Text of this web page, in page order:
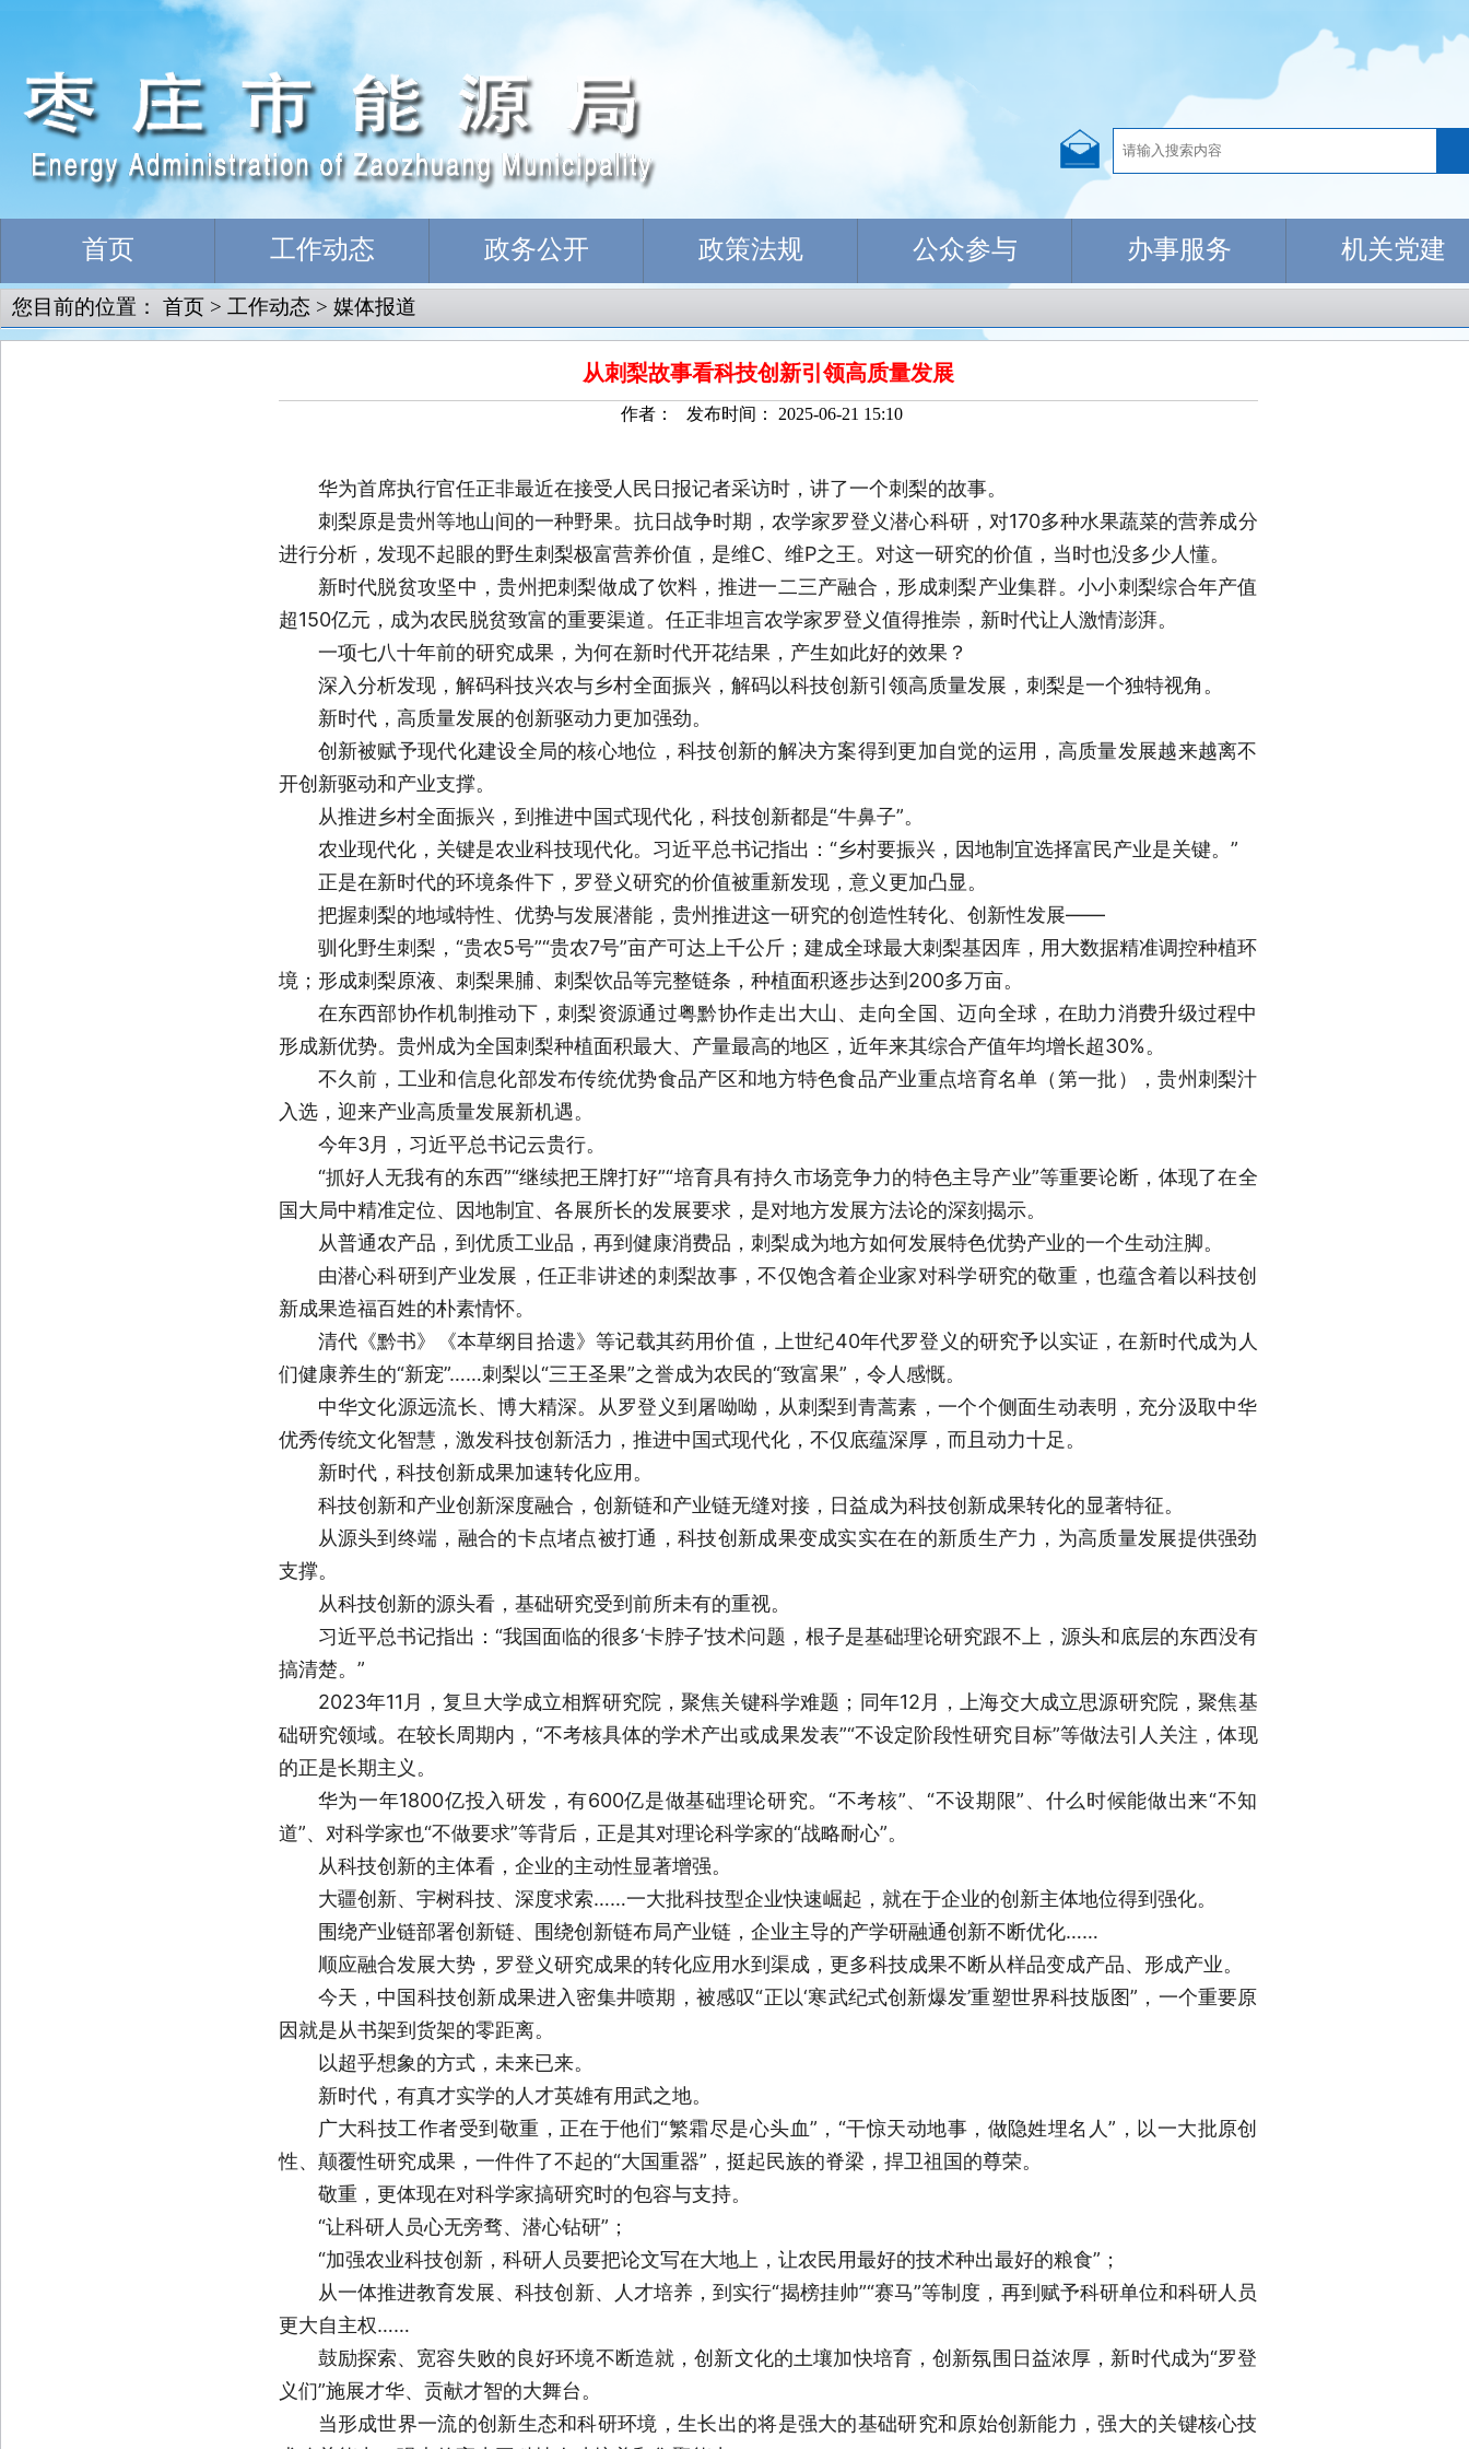
首页 工作动态 政务公开 政策法规 公众参与 办事服务 机关党建
您目前的位置： 首页 > 工作动态 > 媒体报道
从刺梨故事看科技创新引领高质量发展
作者： 发布时间： 2025-06-21 15:10
华为首席执行官任正非最近在接受人民日报记者采访时，讲了一个刺梨的故事。
刺梨原是贵州等地山间的一种野果。抗日战争时期，农学家罗登义潜心科研，对170多种水果蔬菜的营养成分
进行分析，发现不起眼的野生刺梨极富营养价值，是维C、维P之王。对这一研究的价值，当时也没多少人懂。
新时代脱贫攻坚中，贵州把刺梨做成了饮料，推进一二三产融合，形成刺梨产业集群。小小刺梨综合年产值
超150亿元，成为农民脱贫致富的重要渠道。任正非坦言农学家罗登义值得推崇，新时代让人激情澎湃。
一项七八十年前的研究成果，为何在新时代开花结果，产生如此好的效果？
深入分析发现，解码科技兴农与乡村全面振兴，解码以科技创新引领高质量发展，刺梨是一个独特视角。
新时代，高质量发展的创新驱动力更加强劲。
创新被赋予现代化建设全局的核心地位，科技创新的解决方案得到更加自觉的运用，高质量发展越来越离不
开创新驱动和产业支撑。
从推进乡村全面振兴，到推进中国式现代化，科技创新都是“牛鼻子”。
农业现代化，关键是农业科技现代化。习近平总书记指出：“乡村要振兴，因地制宜选择富民产业是关键。”
正是在新时代的环境条件下，罗登义研究的价值被重新发现，意义更加凸显。
把握刺梨的地域特性、优势与发展潜能，贵州推进这一研究的创造性转化、创新性发展——
驯化野生刺梨，“贵农5号”“贵农7号”亩产可达上千公斤；建成全球最大刺梨基因库，用大数据精准调控种植环
境；形成刺梨原液、刺梨果脯、刺梨饮品等完整链条，种植面积逐步达到200多万亩。
在东西部协作机制推动下，刺梨资源通过粤黔协作走出大山、走向全国、迈向全球，在助力消费升级过程中
形成新优势。贵州成为全国刺梨种植面积最大、产量最高的地区，近年来其综合产值年均增长超30%。
不久前，工业和信息化部发布传统优势食品产区和地方特色食品产业重点培育名单（第一批），贵州刺梨汁
入选，迎来产业高质量发展新机遇。
今年3月，习近平总书记云贵行。
“抓好人无我有的东西”“继续把王牌打好”“培育具有持久市场竞争力的特色主导产业”等重要论断，体现了在全
国大局中精准定位、因地制宜、各展所长的发展要求，是对地方发展方法论的深刻揭示。
从普通农产品，到优质工业品，再到健康消费品，刺梨成为地方如何发展特色优势产业的一个生动注脚。
由潜心科研到产业发展，任正非讲述的刺梨故事，不仅饱含着企业家对科学研究的敬重，也蕴含着以科技创
新成果造福百姓的朴素情怀。
清代《黔书》《本草纲目拾遗》等记载其药用价值，上世纪40年代罗登义的研究予以实证，在新时代成为人
们健康养生的“新宠”……刺梨以“三王圣果”之誉成为农民的“致富果”，令人感慨。
中华文化源远流长、博大精深。从罗登义到屠呦呦，从刺梨到青蒿素，一个个侧面生动表明，充分汲取中华
优秀传统文化智慧，激发科技创新活力，推进中国式现代化，不仅底蕴深厚，而且动力十足。
新时代，科技创新成果加速转化应用。
科技创新和产业创新深度融合，创新链和产业链无缝对接，日益成为科技创新成果转化的显著特征。
从源头到终端，融合的卡点堵点被打通，科技创新成果变成实实在在的新质生产力，为高质量发展提供强劲
支撑。
从科技创新的源头看，基础研究受到前所未有的重视。
习近平总书记指出：“我国面临的很多‘卡脖子’技术问题，根子是基础理论研究跟不上，源头和底层的东西没有
搞清楚。”
2023年11月，复旦大学成立相辉研究院，聚焦关键科学难题；同年12月，上海交大成立思源研究院，聚焦基
础研究领域。在较长周期内，“不考核具体的学术产出或成果发表”“不设定阶段性研究目标”等做法引人关注，体现
的正是长期主义。
华为一年1800亿投入研发，有600亿是做基础理论研究。“不考核”、“不设期限”、什么时候能做出来“不知
道”、对科学家也“不做要求”等背后，正是其对理论科学家的“战略耐心”。
从科技创新的主体看，企业的主动性显著增强。
大疆创新、宇树科技、深度求索……一大批科技型企业快速崛起，就在于企业的创新主体地位得到强化。
围绕产业链部署创新链、围绕创新链布局产业链，企业主导的产学研融通创新不断优化……
顺应融合发展大势，罗登义研究成果的转化应用水到渠成，更多科技成果不断从样品变成产品、形成产业。
今天，中国科技创新成果进入密集井喷期，被感叹“正以‘寒武纪式创新爆发’重塑世界科技版图”，一个重要原
因就是从书架到货架的零距离。
以超乎想象的方式，未来已来。
新时代，有真才实学的人才英雄有用武之地。
广大科技工作者受到敬重，正在于他们“繁霜尽是心头血”，“干惊天动地事，做隐姓埋名人”，以一大批原创
性、颠覆性研究成果，一件件了不起的“大国重器”，挺起民族的脊梁，捍卫祖国的尊荣。
敬重，更体现在对科学家搞研究时的包容与支持。
“让科研人员心无旁骛、潜心钻研”；
“加强农业科技创新，科研人员要把论文写在大地上，让农民用最好的技术种出最好的粮食”；
从一体推进教育发展、科技创新、人才培养，到实行“揭榜挂帅”“赛马”等制度，再到赋予科研单位和科研人员
更大自主权……
鼓励探索、宽容失败的良好环境不断造就，创新文化的土壤加快培育，创新氛围日益浓厚，新时代成为“罗登
义们”施展才华、贡献才智的大舞台。
当形成世界一流的创新生态和科研环境，生长出的将是强大的基础研究和原始创新能力，强大的关键核心技